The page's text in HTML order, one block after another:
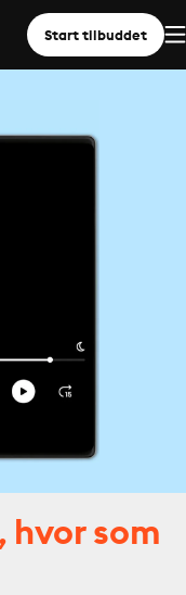
Start tilbuddet
hvor som